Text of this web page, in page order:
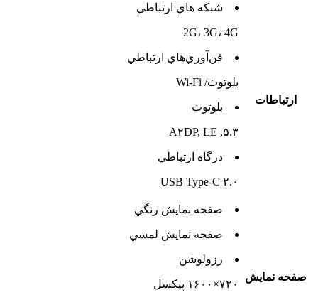
ارتباطات
شبکه هاي ارتباطي
2G، 3G، 4G
فن‌آوري‌هاي ارتباطي
بلوتوث/ Wi-Fi
بلوتوث
۵.۳, A۲DP, LE
درگاه ارتباطي
USB Type-C ۲.۰
صفحه نمايش
صفحه نمايش رنگي
صفحه نمايش لمسي
رزولوشن
۷۲۰×۱۶۰۰ پیکسل